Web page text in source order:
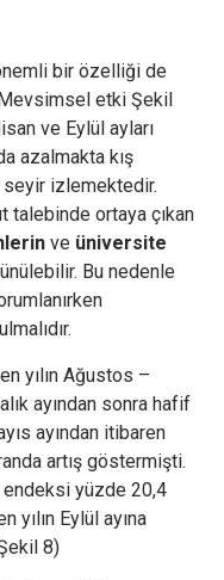
bir özelliği de
etki Şekil
ve Eylül ayları
azalmakta kış
seyir izlemektedir.
talebinde ortaya çıkan
ve üniversite
Bu nedenle
yılın Ağustos –
ayından sonra hafif
ayından itibaren
artış göstermişti.
endeksi yüzde 20,4
yılın Eylül ayına
8)